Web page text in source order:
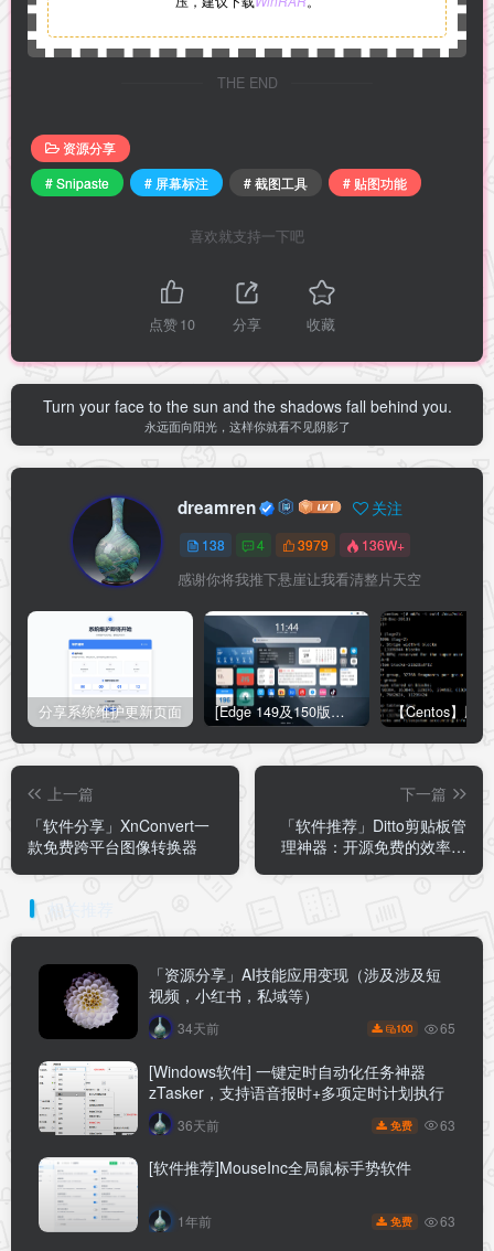
THE END
资源分享
# Snipaste
# 屏幕标注 # 截图工具 # 贴图功能
喜欢就支持一下吧
点赞10 分享 收藏
Turn your face to the sun and the shadows fall behind you.
永远面向阳光，这样你就看不见阴影了
dreamren 关注
138 4 3979 136W+
感谢你将我推下悬崖让我看清整片天空
分享系统维护更新页面 [Edge 149及150版本适用]怎么禁用Edge浏览器的圆角设计？Edge浏览器关闭圆角设计教程
上一篇
「软件分享」XnConvert一
款免费跨平台图像转换器
下一篇
「软件推荐」Ditto剪贴板管
理神器：开源免费的效率倍
「资源分享」AI技能应用变现（涉及涉及短
视频，小红书，私域等）
34天前 100 65
[Windows软件] 一键定时自动化任务神器
zTasker，支持语音报时+多项定时计划执行
36天前 免费 63
[软件推荐]MouseInc全局鼠标手势软件
1年前 免费 63